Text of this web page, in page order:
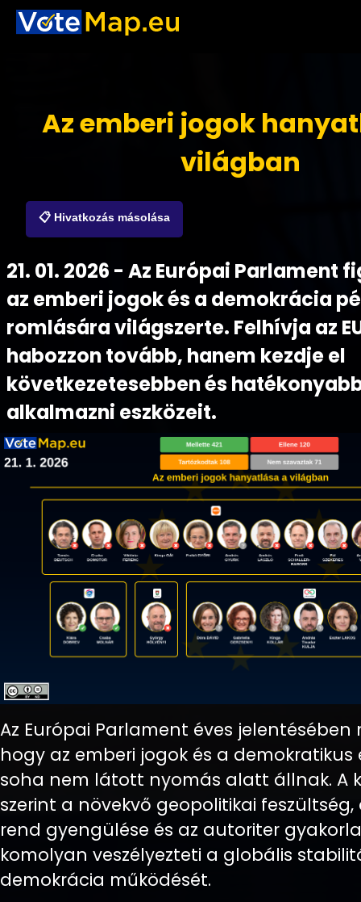
Az emberi jogok
világban
📋 Hivatkozás másolása
21. 01. 2026 - Az Európai Parlament
az emberi jogok és a demokrácia
romlására világszerte. Felhívja az
habozzon tovább, hanem kezdje el
következetesebben és
alkalmazni eszközeit.
Az Európai Parlament éves
hogy az emberi jogok és a demokratikus
soha nem látott nyomás alatt állnak. A
szerint a növekvő geopolitikai feszültség,
rend gyengülése és az autoriter
komolyan veszélyezteti a globális
demokrácia működését.